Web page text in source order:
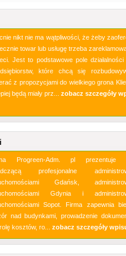
nikt nie ma wątpliwości, że żeby
towar lub usługę trzeba
Jest to podstawowe pole działalności
które chcą się
z propozycjami do wielkiego grona
będą miały prz... zobacz szczegóły
Progreen-Adm. pl prezentuje
profesjonalne
Gdańsk,
Gdynia i
Sopot. Firma zapewnia
nad budynkami, prowadzenie
kosztów, ro... zobacz szczegóły